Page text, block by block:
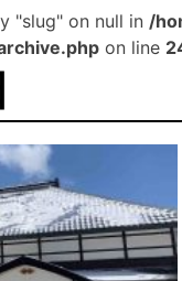
"slug" on null in /
on line